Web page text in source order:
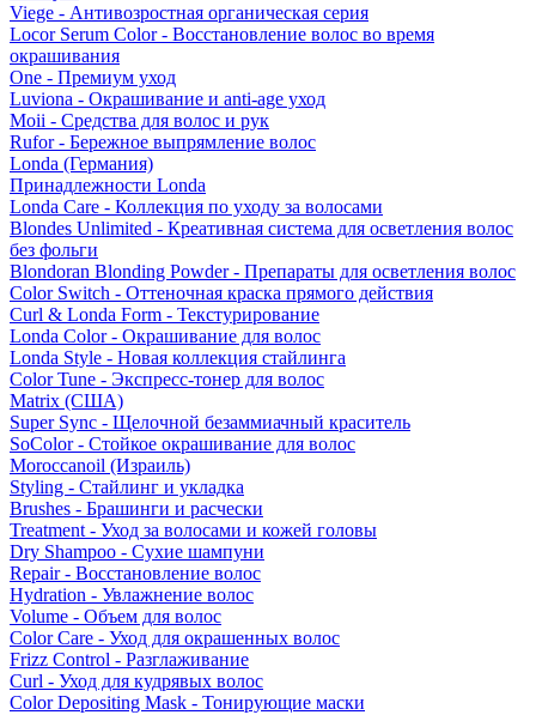
Viege - Антивозростная органическая серия
Locor Serum Color - Восстановление волос во время
окрашивания
One - Премиум уход
Luviona - Окрашивание и anti-age уход
Moii - Средства для волос и рук
Rufor - Бережное выпрямление волос
Londa (Германия)
Принадлежности Londa
Londa Care - Коллекция по уходу за волосами
Blondes Unlimited - Креативная система для осветления волос
без фольги
Blondoran Blonding Powder - Препараты для осветления волос
Color Switch - Оттеночная краска прямого действия
Curl & Londa Form - Текстурирование
Londa Color - Окрашивание для волос
Londa Style - Новая коллекция стайлинга
Color Tune - Экспресс-тонер для волос
Matrix (США)
Super Sync - Щелочной безаммиачный краситель
SoColor - Стойкое окрашивание для волос
Moroccanoil (Израиль)
Styling - Стайлинг и укладка
Brushes - Брашинги и расчески
Treatment - Уход за волосами и кожей головы
Dry Shampoo - Сухие шампуни
Repair - Восстановление волос
Hydration - Увлажнение волос
Volume - Объем для волос
Color Care - Уход для окрашенных волос
Frizz Control - Разглаживание
Curl - Уход для кудрявых волос
Color Depositing Mask - Тонирующие маски